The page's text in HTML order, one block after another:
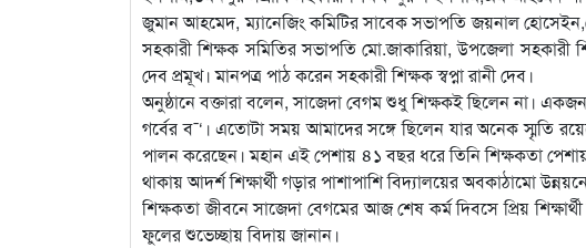
জুমান আহমেদ, ম্যানেজিং কমিটির সাবেক সভাপতি জয়নাল
সহকারী শিক্ষক সমিতির সভাপতি মো.জাকারিয়া, উপজেলা সহকারী
দেব প্রমূখ। মানপত্র পাঠ করেন সহকারী শিক্ষক স্বপ্না রানী দেব।
অনুষ্ঠানে বক্তারা বলেন, সাজেদা বেগম শুধু শিক্ষকই ছিলেন না।
গর্বের ব¯‘। এতোটা সময় আমাদের সঙ্গে ছিলেন যার অনেক স্মৃতি
পালন করেছেন। মহান এই পেশায় ৪১ বছর ধরে তিনি শিক্ষকতা
থাকায় আদর্শ শিক্ষার্থী গড়ার পাশাপাশি বিদ্যালয়ের অবকাঠামো
শিক্ষকতা জীবনে সাজেদা বেগমের আজ শেষ কর্ম দিবসে প্রিয়
ফুলের শুভেচ্ছায় বিদায় জানান।